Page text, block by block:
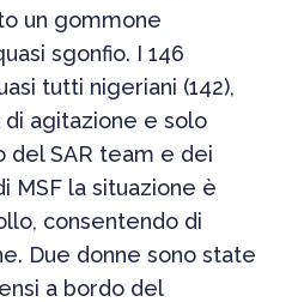
un gommone
sgonfio. I 146
tutti nigeriani (142),
agitazione e solo
del SAR team e dei
MSF la situazione è
consentendo di
Due donne sono state
a bordo del